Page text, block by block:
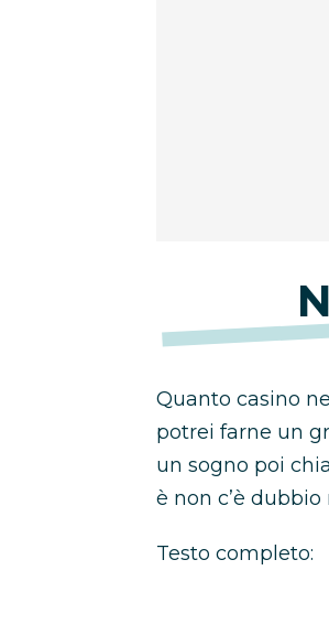
Quanto casino
potrei farne un
un sogno poi
è non c’è
Testo completo: